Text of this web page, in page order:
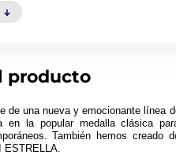
producto
de una nueva y emocionante línea
en la popular medalla clásica
También hemos creado
ESTRELLA.